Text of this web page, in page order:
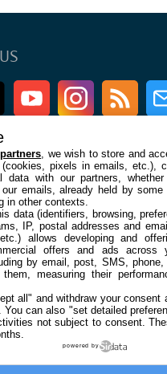
Twitter Youtube InstagramRSS
et CGU
Cookies
À PROPOS
La rédaction
Contact
partners , we wish to store and
pixels in emails, etc.),
data with our partners,
emails, already held by
in other contexts.
data (identifiers, browsing,
IP, postal addresses and
allows developing and
offers and ads across
by email, post, SMS, phone,
them, measuring their
all" and withdraw your consent
You can also "set detailed
not subject to consent.
powered by